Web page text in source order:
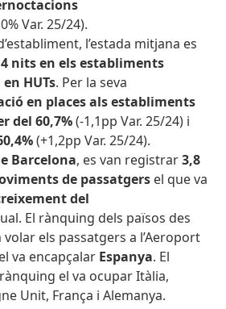
Var. 25/24).
l’estada mitjana es
nits en els establiments
en HUTs. Per la seva
en places als establiments
del 60,7%(-1,1pp Var. 25/24) i
(+1,2pp Var. 25/24).
Barcelona, es van registrar3,8
de passatgers el que va
del
El rànquing dels països des
volar els passatgers a l’Aeroport
el va encapçalar Espanya. El
el va ocupar Itàlia,
Unit, França i Alemanya.